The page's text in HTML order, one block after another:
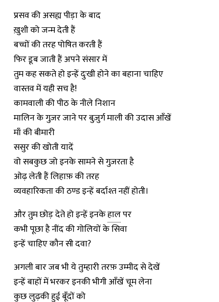
प्रसव की असह्य पीड़ा के बाद
ख़ुशी को जन्म देती हैं
बच्चों की तरह पोषित करती हैं
फिर डूब जाती हैं अपने संसार में
तुम कह सकते हो इन्हें दुःखी होने का बहाना चाहिए
वास्तव में यही सच है!
कामवाली की पीठ के नीले निशान
मालिन के गुज़र जाने पर बुज़ुर्ग माली की उदास आँखें
माँ की बीमारी
ससुर की खोती यादें
वो सबकुछ जो इनके सामने से गुज़रता है
ओढ़ लेती हैं लिहाफ़ की तरह
व्यवहारिकता की ठण्ड इन्हें बर्दाश्त नहीं होती।
और तुम छोड़ देते हो इन्हें इनकेहालपर
कभी पूछा है नींद की गोलियों के सिवा
इन्हें चाहिए कौन सी दवा?
अगली बार जब भी ये तुम्हारी तरफ़ उम्मीद से देखें
इन्हें बाहों में भरकर इनकी भीगी आँखें चूम लेना
कुछ लुढ़की हुई बूँदों को